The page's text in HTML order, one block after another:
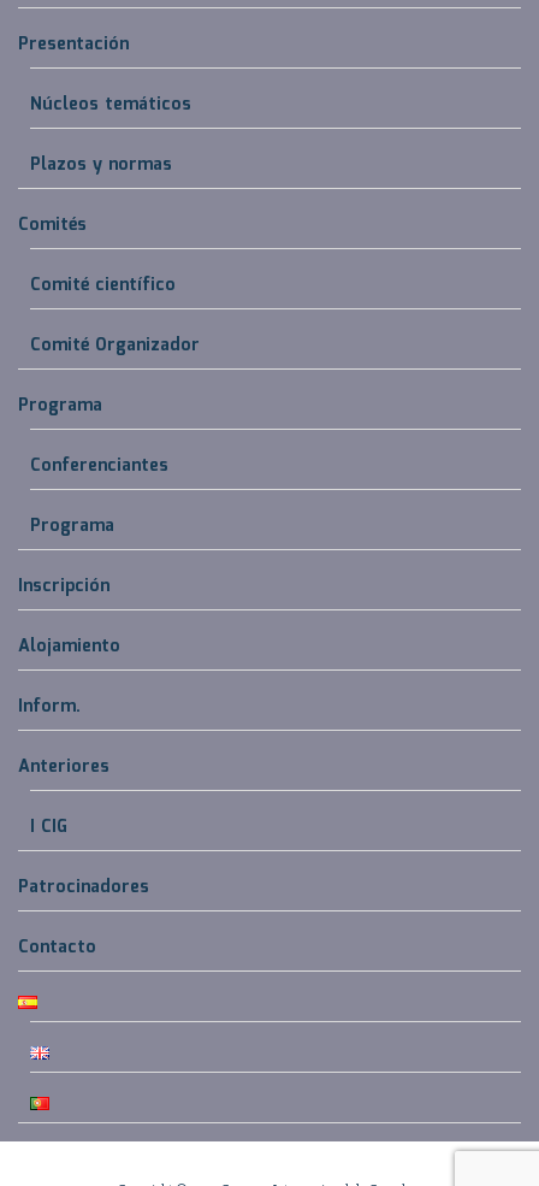
Presentación
Núcleos temáticos
Plazos y normas
Comités
Comité científico
Comité Organizador
Programa
Conferenciantes
Programa
Inscripción
Alojamiento
Inform.
Anteriores
I CIG
Patrocinadores
Contacto